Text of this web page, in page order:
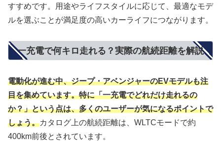
すすめです。用途やライフスタイルに応じて、最適なモデ
ルを選ぶことが満足度の高いカーライフにつながります。
一充電で何キロ走れる？実際の航続距離を解説
電動化が進む中、ジープ・アベンジャーのEVモデルも注
目を集めています。特に「一充電でどれだけ走れるの
か？」という点は、多くのユーザーが気になるポイントで
しょう。カタログ上の航続距離は、WLTCモードで約
400km前後とされています。